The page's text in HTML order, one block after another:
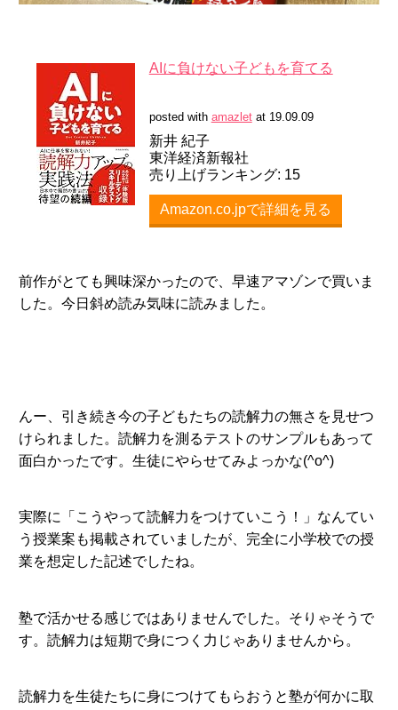
AIに負けない子どもを育てる
posted with amazletat 19.09.09
新井 紀子
東洋経済新報社
売り上げランキング: 15
Amazon.co.jpで詳細を見る
前作がとても興味深かったので、早速アマゾンで買いま
した。今日斜め読み気味に読みました。
んー、引き続き今の子どもたちの読解力の無さを見せつ
けられました。読解力を測るテストのサンプルもあって
面白かったです。生徒にやらせてみよっかな(^o^)
実際に「こうやって読解力をつけていこう！」なんてい
う授業案も掲載されていましたが、完全に小学校での授
業を想定した記述でしたね。
塾で活かせる感じではありませんでした。そりゃそうで
す。読解力は短期で身につく力じゃありませんから。
読解力を生徒たちに身につけてもらおうと塾が何かに取